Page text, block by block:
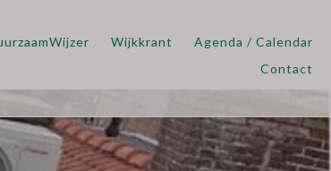
Wijkkrant
Agenda / Calendar
Contact